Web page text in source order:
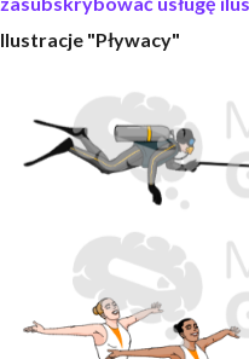
Ilustracje "Pływacy"